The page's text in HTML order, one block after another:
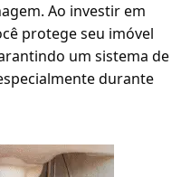
Ao investir em
protege seu imóvel
um sistema de
durante